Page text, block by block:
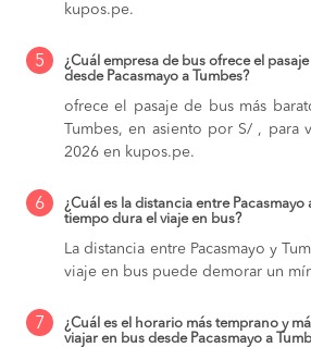
kupos.pe.
5
¿Cuál empresa de bus ofrece el
desde Pacasmayo a Tumbes?
ofrece el pasaje de bus más
Tumbes, en asiento por S/ , para
2026 en kupos.pe.
6
¿Cuál es la distancia entre Pacasmayo
tiempo dura el viaje en bus?
La distancia entre Pacasmayo y
viaje en bus puede demorar un
7
¿Cuál es el horario más temprano y
viajar en bus desde Pacasmayo a